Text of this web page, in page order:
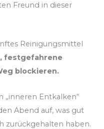
Freund in dieser
Reinigungsmittel
festgefahrene
blockieren.
„inneren Entkalken“
Abend auf, was gut
zurückgehalten haben.